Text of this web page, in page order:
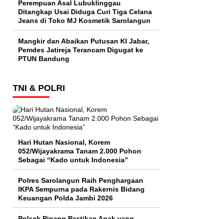
Perempuan Asal Lubuklinggau
Ditangkap Usai Diduga Curi Tiga Celana
Jeans di Toko MJ Kosmetik Sarolangun
Mangkir dan Abaikan Putusan KI Jabar,
Pemdes Jatireja Terancam Digugat ke
PTUN Bandung
TNI & POLRI
Hari Hutan Nasional, Korem
052/Wijayakrama Tanam 2.000 Pohon
Sebagai “Kado untuk Indonesia”
Polres Sarolangun Raih Penghargaan
IKPA Sempurna pada Rakernis Bidang
Keuangan Polda Jambi 2026